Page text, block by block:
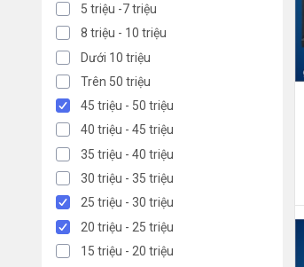
5 triệu -7 triệu
8 triệu - 10 triệu
Dưới 10 triệu
Trên 50 triệu
45 triệu - 50 triệu
40 triệu - 45 triệu
35 triệu - 40 triệu
30 triệu - 35 triệu
25 triệu - 30 triệu
20 triệu - 25 triệu
15 triệu - 20 triệu